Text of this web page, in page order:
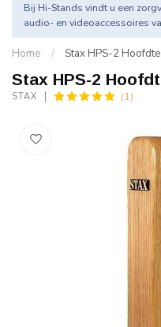
Bij Hi-Stands vindt u een
audio- en videoaccessoires
Home / Stax HPS-2
Stax HPS-2
STAX (1)